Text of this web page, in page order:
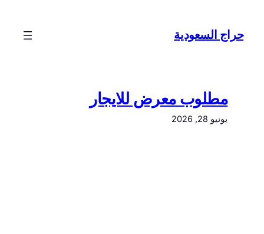
المحتوى
حراج السعودية
مطلوب معرض للايجار
يونيو 28, 2026